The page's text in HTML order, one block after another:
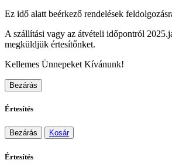
Ez idő alatt beérkező rendelések
A szállítási vagy az átvételi időpontról
megküldjük értesítőnket.
Kellemes Ünnepeket Kívánunk!
Bezárás
Értesítés
Bezárás Kosár
Értesítés